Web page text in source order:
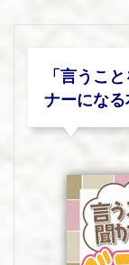
「言うこ
ナーにな